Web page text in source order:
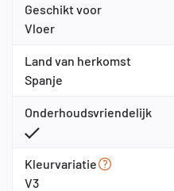
Geschikt voor
Vloer
Land van herkomst
Spanje
Onderhoudsvriendelijk
Kleurvariatie
V3